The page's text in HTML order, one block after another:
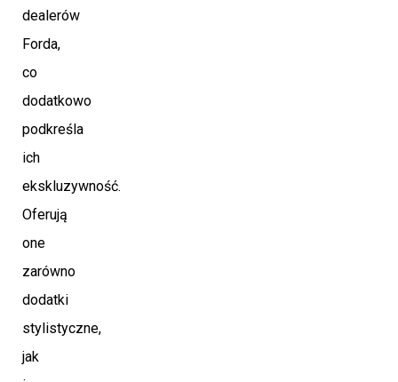
dealerów
Forda,
co
dodatkowo
podkreśla
ich
ekskluzywność.
Oferują
one
zarówno
dodatki
stylistyczne,
jak